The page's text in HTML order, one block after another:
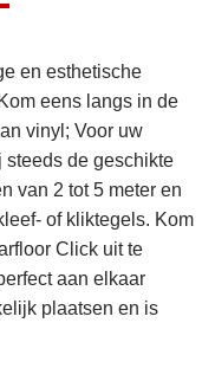
en esthetische
eens langs in de
vinyl; Voor uw
de geschikte
van 2 tot 5 meter en
of kliktegels. Kom
Click uit te
aan elkaar
plaatsen en is